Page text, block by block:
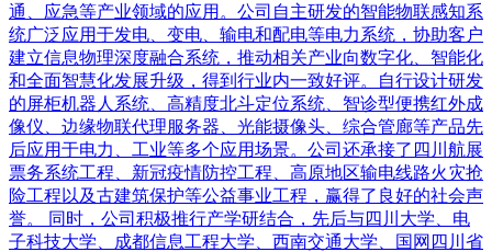
通、应急等产业领域的应用。公司自主研发的智能物联感知系
统广泛应用于发电、变电、输电和配电等电力系统，协助客户
建立信息物理深度融合系统，推动相关产业向数字化、智能化
和全面智慧化发展升级，得到行业内一致好评。自行设计研发
的屏柜机器人系统、高精度北斗定位系统、智诊型便携红外成
像仪、边缘物联代理服务器、光能摄像头、综合管廊等产品先
后应用于电力、工业等多个应用场景。公司还承接了四川航展
票务系统工程、新冠疫情防控工程、高原地区输电线路火灾抢
险工程以及古建筑保护等公益事业工程，赢得了良好的社会声
誉。 同时，公司积极推行产学研结合，先后与四川大学、电
子科技大学、成都信息工程大学、西南交通大学、国网四川省